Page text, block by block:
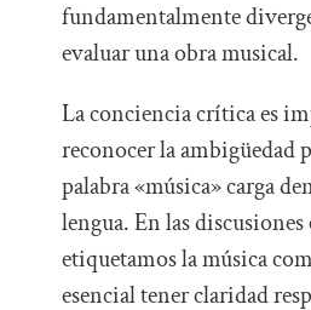
fundamentalmente
evaluar una obra musical.
La conciencia crítica es
reconocer la ambigüedad
palabra «música» carga
lengua. En las discusiones
etiquetamos la música
esencial tener claridad